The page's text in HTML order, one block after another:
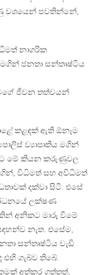
වශයෙන් පවතින්නේ,
නාගරික
ජනතා සන්තෘෂ්ටිය
ජීවන තත්වයන්
කළඳක් ඇති ඕනෑම
ව්‍යාපෘතිය මගින්
මේ කියන කරුණුවල
විධිමත් සහ අවිධිමත්
දක්වා සිටී. එසේ
ලක්ෂණ
අනිකට මාරු වීමේ
නැත. එසේම,
සන්තෘෂ්ටිය වැඩි
ගැබ්ව තිබේ.
අත්කර ගත්තත්,